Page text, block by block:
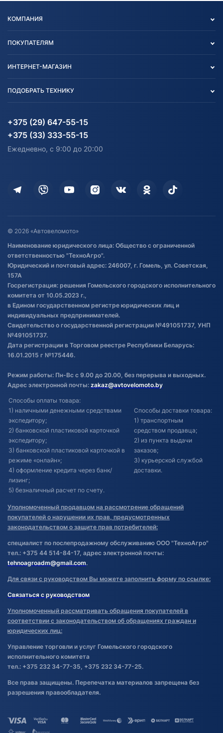
КОМПАНИЯ
Блог
Карта сайта
ПОКУПАТЕЛЯМ
Согласие на обработку
Информация до получения
согласия на обработку
персональных данных
Дополнительные услуги
Оставить отзыв
Договор публичной оферты
Обработка файлов cookie
Постановка транспорта на учет
Обновления в ЭПТС 2024
ИНТЕРНЕТ-МАГАЗИН
Агротехника
Водный транспорт
Электротранспорт
Активный отдых и спорт
ПОДОБРАТЬ ТЕХНИКУ
Агротехника
Электротранспорт
Лодочные моторные
+375 (29) 647-55-15
+375 (33) 333-55-15
Ежедневно, с 9:00 до 20:00
© 2026 «Автовеломото»
Наименование юридического лица: Общество с ограниченной
ответственностью "ТехноАгро".
Юридический и почтовый адрес: 246007, г. Гомель, ул. Советская,
157А
Госрегистрация: решения Гомельского городского исполнительного
комитета от 10.05.2023 г.,
в Едином государственном регистре юридических лиц и
индивидуальных предпринимателей.
Свидетельство о государственной регистрации №491051737, УНП
№491051737.
Дата регистрации в Торговом реестре Республики Беларусь:
16.01.2015 г №175446.
Режим работы: Пн-Вс с 9.00 до 20.00, без перерыва и выходных.
Адрес электронной почты: zakaz@avtovelomoto.by
Способы оплаты товара:
1) наличными денежными средствами
экспедитору;
2) банковской пластиковой карточкой
экспедитору;
3) банковской пластиковой карточкой в
режиме «онлайн»;
4) оформление кредита через банк/
лизинг;
5) безналичный расчет по счету.
Способы доставки товара:
1) транспортным
средством продавца;
2) из пункта выдачи
заказов;
3) курьерской службой
доставки.
Уполномоченный продавцом на рассмотрение обращений
покупателей о нарушении их прав, предусмотренных
законодательством о защите прав потребителей:
специалист по послепродажному обслуживанию ООО "ТехноАгро"
тел.: +375 44 514-84-17, адрес электронной почты:
tehnoagroadm@gmail.com.
Для связи с руководством Вы можете заполнить форму по ссылке:
Связаться с руководством
Уполномоченный рассматривать обращения покупателей в
соответствии с законодательством об обращениях граждан и
юридических лиц:
Управление торговли и услуг Гомельского городского
исполнительного комитета
тел.: +375 232 34-77-35, +375 232 34-77-25.
Все права защищены. Перепечатка материалов запрещена без
разрешения правообладателя.